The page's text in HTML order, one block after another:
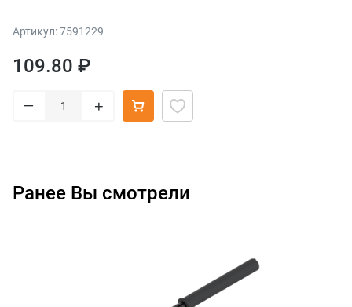
Артикул: 7591229
109.80 ₽
– +
Ранее Вы смотрели